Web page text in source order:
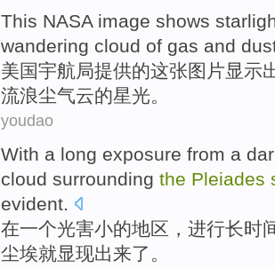
This NASA image shows
wandering cloud of gas and
美国宇航局提供的这张图片显示
流浪尘气云的星光。
youdao
With a long exposure from a
cloud surrounding the Pleiades
evident.
在一个光害小的地区 ，进行长时
尘埃就显现出来了。